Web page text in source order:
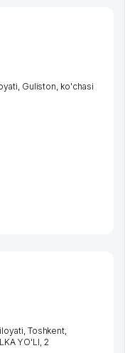
Guliston ko'chasi
, Toshkent,
YO'LI, 2